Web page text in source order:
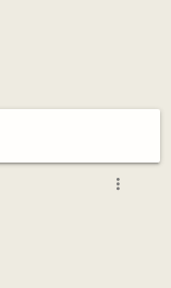
more_vert